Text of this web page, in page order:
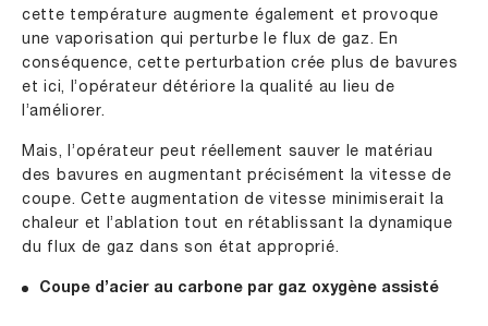
cette température augmente également et provoque
une vaporisation qui perturbe le flux de gaz. En
conséquence, cette perturbation crée plus de bavures
et ici, l’opérateur détériore la qualité au lieu de
l’améliorer.
Mais, l’opérateur peut réellement sauver le matériau
des bavures en augmentant précisément la vitesse de
coupe. Cette augmentation de vitesse minimiserait la
chaleur et l’ablation tout en rétablissant la dynamique
du flux de gaz dans son état approprié.
Coupe d’acier au carbone par gaz oxygène assisté